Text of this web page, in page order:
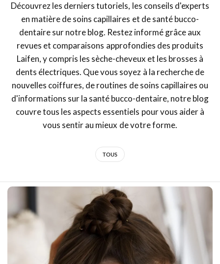
Découvrez les derniers tutoriels, les conseils d'experts
en matière de soins capillaires et de santé bucco-
dentaire sur notre blog. Restez informé grâce aux
revues et comparaisons approfondies des produits
Laifen, y compris les sèche-cheveux et les brosses à
dents électriques. Que vous soyez à la recherche de
nouvelles coiffures, de routines de soins capillaires ou
d'informations sur la santé bucco-dentaire, notre blog
couvre tous les aspects essentiels pour vous aider à
vous sentir au mieux de votre forme.
TOUS